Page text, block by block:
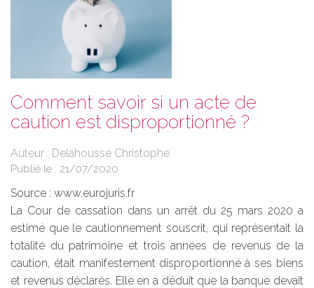
Comment savoir si un acte de
caution est disproportionné ?
Auteur : Delahousse Christophe
Publié le : 21/07/2020
Source : www.eurojuris.fr
La Cour de cassation dans un arrêt du 25 mars 2020 a
estimé que le cautionnement souscrit, qui représentait la
totalité du patrimoine et trois années de revenus de la
caution, était manifestement disproportionné à ses biens
et revenus déclarés. Elle en a déduit que la banque devait